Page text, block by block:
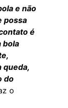
e não
possa
é
bola
queda,
do
o